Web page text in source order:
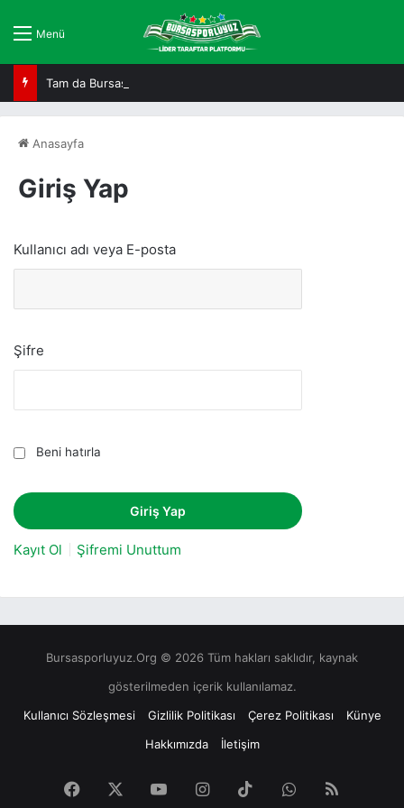
Menü
Tam da Bursaspor ruhuna uygun!
Anasayfa
Giriş Yap
Kullanıcı adı veya E-posta
Şifre
Beni hatırla
Kayıt Ol Şifremi Unuttum
Bursasporluyuz.Org © 2026 Tüm hakları saklıdır, kaynak
gösterilmeden içerik kullanılamaz.
Kullanıcı Sözleşmesi
Gizlilik Politikası Çerez Politikası
Künye
Hakkımızda
İletişim
Facebook YouTubeInstagram
TikTokWhatsApp
RSS